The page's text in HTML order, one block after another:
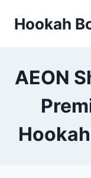
InhaltHookah
AEON